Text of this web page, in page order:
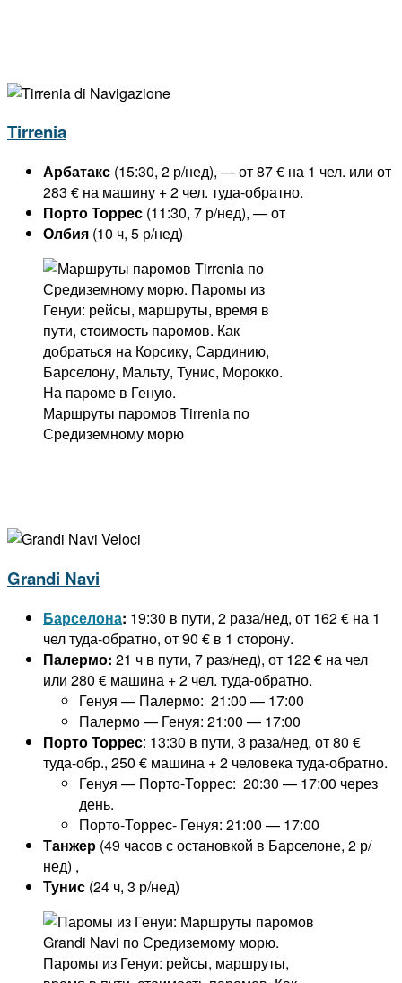
Tirrenia
Арбатакс (15:30, 2 р/нед), — от 87 € на 1 чел. или от
283 € на машину + 2 чел. туда-обратно.
Порто Торрес (11:30, 7 р/нед), — от
Олбия (10 ч, 5 р/нед)
Маршруты паромов Tirrenia по
Средиземному морю
Grandi Navi
Барселона: 19:30 в пути, 2 раза/нед, от 162 € на 1
чел туда-обратно, от 90 € в 1 сторону.
Палермо: 21 ч в пути, 7 раз/нед), от 122 € на чел
или 280 € машина + 2 чел. туда-обратно.
Генуя — Палермо: 21:00 — 17:00
Палермо — Генуя: 21:00 — 17:00
Порто Торрес: 13:30 в пути, 3 раза/нед, от 80 €
туда-обр., 250 € машина + 2 человека туда-обратно.
Генуя — Порто-Торрес: 20:30 — 17:00 через
день.
Порто-Торрес- Генуя: 21:00 — 17:00
Танжер (49 часов с остановкой в Барселоне, 2 р/
нед) ,
Тунис (24 ч, 3 р/нед)